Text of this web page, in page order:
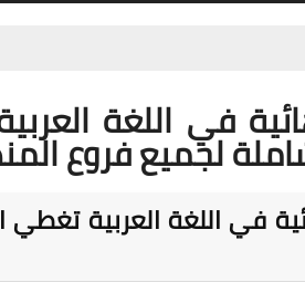
في اللغة
في اللغة العربية تغطي